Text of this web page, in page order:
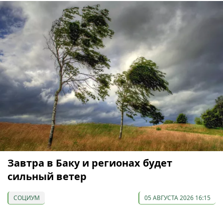
Завтра в Баку и регионах будет
сильный ветер
СОЦИУМ 05 АВГУСТА 2026 16:15